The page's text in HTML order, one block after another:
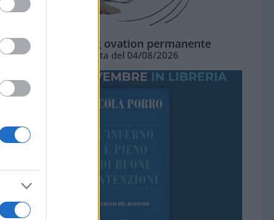
La standing ovation permanente
Vignetta del 04/08/2026